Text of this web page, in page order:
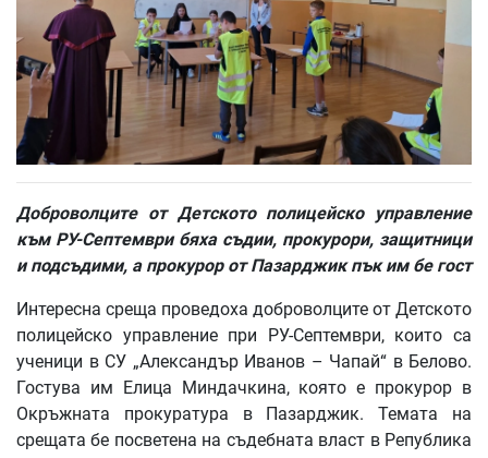
Доброволците от Детското полицейско управление
към РУ-Септември бяха съдии, прокурори, защитници
и подсъдими, а прокурор от Пазарджик пък им бе гост
Интересна среща проведоха доброволците от Детското
полицейско управление при РУ-Септември, които са
ученици в СУ „Александър Иванов – Чапай“ в Белово.
Гостува им Елица Миндачкина, която е прокурор в
Окръжната прокуратура в Пазарджик. Темата на
срещата бе посветена на съдебната власт в Република